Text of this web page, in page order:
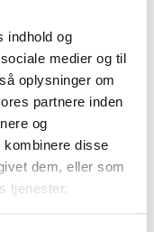
indhold og
medier og til
oplysninger om
partnere inden
og
kombinere disse
dem, eller som
tjenester.
*